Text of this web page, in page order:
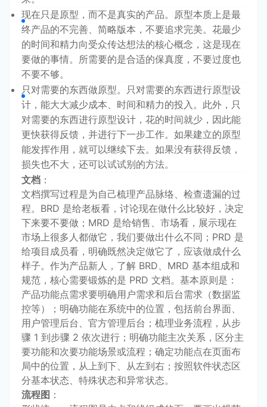
现在只是原型，而不是真实的产品。原型本质上是最
终产品的不完善、简略版本，不要追求完美。花最少
的时间和精力向受众传达想法的核心概念，这是现在
要做的事情。所需要的是合适的保真度，不要过度也
不要不够。
只对需要的东西做原型。只对需要的东西进行原型设
计，能大大减少成本、时间和精力的投入。此外，只
对需要的东西进行原型设计，花的时间就少，因此能
更快获得反馈，并进行下一步工作。如果建立的原型
能发挥作用，就可以继续下去。如果没有获得反馈，
损失也不大，还可以试试别的方法。
文档 ：
文档撰写过程是为自己梳理产品脉络、检查遗漏的过
程。BRD 是给老板看，讨论现在做什么比较好，决定
下来要不要做；MRD 是给销售、市场看，展示现在
市场上很多人都做它，我们要做出什么不同；PRD 是
给项目成员看，明确既然决定做它了，应该做成什么
样子。作为产品新人，了解 BRD、MRD 基本组成和
规范，核心需要锻炼的是 PRD 文档。基本原则是：
产品功能点需求要明确用户需求和后台需求（数据监
控等）；明确功能在系统中的位置，包括前台界面、
用户管理后台、官方管理后台；梳理业务流程，从步
骤 1 到步骤 2 依次进行；明确功能主次关系，区分主
要功能和次要功能场景或流程；确定功能点在页面布
局中的位置，从上到下、从左到右；按照软件状态区
分基本状态、特殊状态和异常状态。
流程图 ：